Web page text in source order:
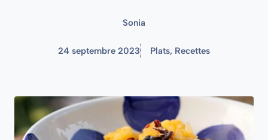
Sonia
24 septembre 2023 Plats, Recettes